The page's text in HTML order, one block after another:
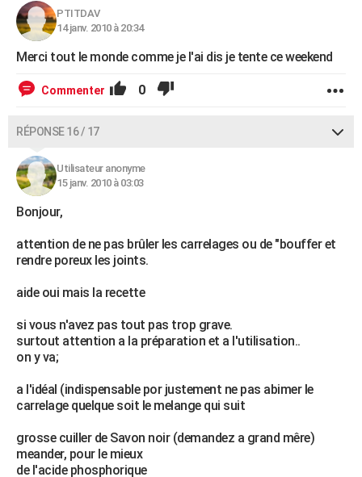
PTITDAV
14 janv. 2010 à 20:34
Merci tout le monde comme je l'ai dis je tente ce weekend
Commenter 0
RÉPONSE 16 / 17
Utilisateur anonyme
15 janv. 2010 à 03:03
Bonjour,
attention de ne pas brûler les carrelages ou de "bouffer et
rendre poreux les joints.
aide oui mais la recette
si vous n'avez pas tout pas trop grave.
surtout attention a la préparation et a l'utilisation..
on y va;
a l'idéal (indispensable por justement ne pas abimer le
carrelage quelque soit le melange qui suit
grosse cuiller de Savon noir (demandez a grand mêre)
meander, pour le mieux
de l'acide phosphorique